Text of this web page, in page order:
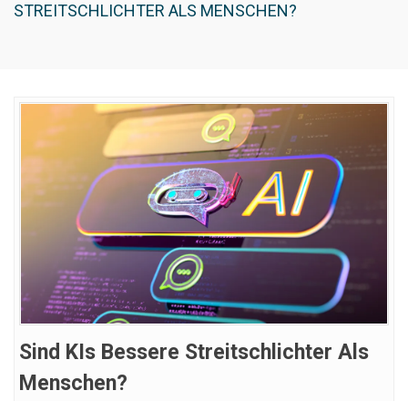
STREITSCHLICHTER ALS MENSCHEN?
Sind KIs Bessere Streitschlichter Als
Menschen?